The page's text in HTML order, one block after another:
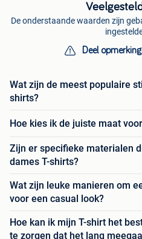
De onderstaande waarden zijn
Deel
Wat zijn de meest populaire
shirts?
Hoe kies ik de juiste maat
Zijn er specifieke materialen
dames T-shirts?
Wat zijn leuke manieren om
voor een casual look?
Hoe kan ik mijn T-shirt het
te zorgen dat het lang